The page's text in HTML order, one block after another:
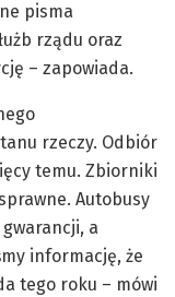
pisma
rządu oraz
– zapowiada.
rzeczy. Odbiór
temu. Zbiorniki
Autobusy
a
informację, że
tego roku – mówi